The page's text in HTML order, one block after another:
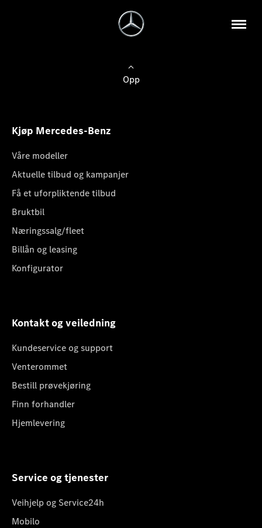
Opp
Kjøp Mercedes-Benz
Våre modeller
Aktuelle tilbud og kampanjer
Få et uforpliktende tilbud
Bruktbil
Næringssalg/fleet
Billån og leasing
Konfigurator
Kontakt og veiledning
Kundeservice og support
Venterommet
Bestill prøvekjøring
Finn forhandler
Hjemlevering
Service og tjenester
Veihjelp og Service24h
Mobilo